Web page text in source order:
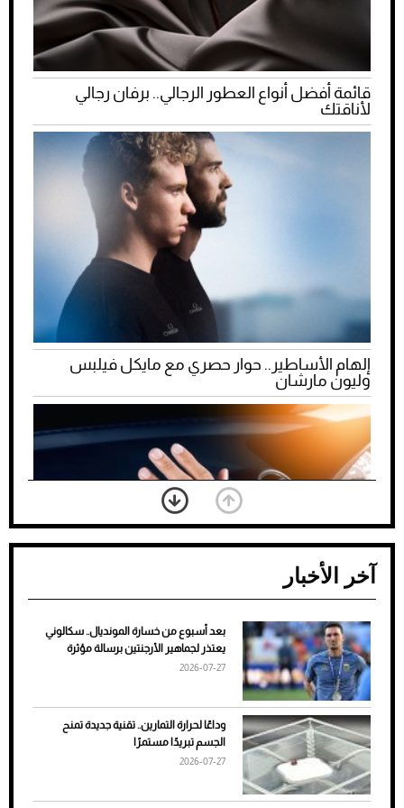
قائمة أفضل أنواع العطور الرجالي.. برفان رجالي
لأناقتك
إلهام الأساطير.. حوار حصري مع مايكل فيلبس
وليون مارشان
ضعف تبريد مكيف السيارة عند الوقوف.. أشهر
الأسباب والحلول
آخر الأخبار
بعد أسبوع من خسارة المونديال.. سكالوني
يعتذر لجماهير الأرجنتين برسالة مؤثرة
2026-07-27
وداعًا لحرارة التمارين.. تقنية جديدة تمنح
الجسم تبريدًا مستمرًا
2026-07-27